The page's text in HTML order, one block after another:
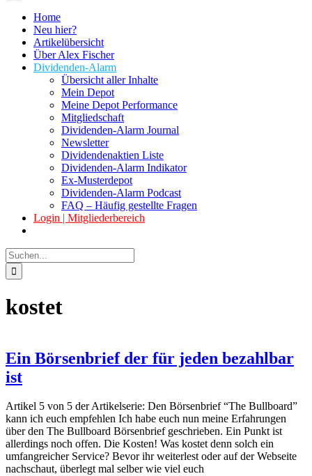
Home
Neu hier?
Artikelübersicht
Über Alex Fischer
Dividenden-Alarm
Übersicht aller Inhalte
Mein Depot
Meine Depot Performance
Mitgliedschaft
Dividenden-Alarm Journal
Newsletter
Dividendenaktien Liste
Dividenden-Alarm Indikator
Ex-Musterdepot
Dividenden-Alarm Podcast
FAQ – Häufig gestellte Fragen
Login | Mitgliederbereich
Suche
nach:
kostet
Ein Börsenbrief der für jeden bezahlbar
ist
Artikel 5 von 5 der Artikelserie: Den Börsenbrief “The Bullboard”
kann ich euch empfehlen Ich habe euch nun meine Erfahrungen
über den The Bullboard Börsenbrief geschrieben. Ein Punkt ist
allerdings noch offen. Die Kosten! Was kostet denn solch ein
umfangreicher Service? Bevor ihr weiterlest oder auf der Webseite
nachschaut, überlegt mal selber wie viel euch